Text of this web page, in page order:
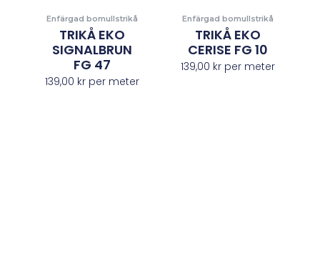
Enfärgad bomullstrikå
TRIKÅ EKO
SIGNALBRUN
FG 47
139,00 kr per meter
Enfärgad bomullstrikå
TRIKÅ EKO
CERISE FG 10
139,00 krper meter